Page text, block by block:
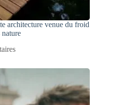
architecture venue du froid
nature